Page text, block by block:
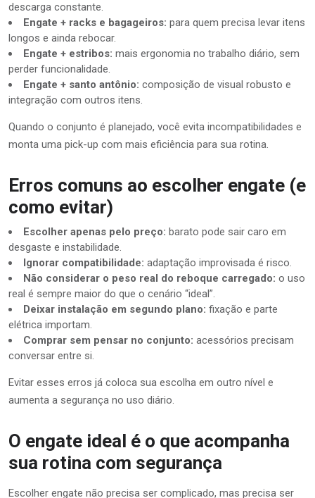
descarga constante.
Engate + racks e bagageiros: para quem precisa levar itens
longos e ainda rebocar.
Engate + estribos: mais ergonomia no trabalho diário, sem
perder funcionalidade.
Engate + santo antônio: composição de visual robusto e
integração com outros itens.
Quando o conjunto é planejado, você evita incompatibilidades e
monta uma pick-up com mais eficiência para sua rotina.
Erros comuns ao escolher engate (e
como evitar)
Escolher apenas pelo preço: barato pode sair caro em
desgaste e instabilidade.
Ignorar compatibilidade: adaptação improvisada é risco.
Não considerar o peso real do reboque carregado: o uso
real é sempre maior do que o cenário “ideal”.
Deixar instalação em segundo plano: fixação e parte
elétrica importam.
Comprar sem pensar no conjunto: acessórios precisam
conversar entre si.
Evitar esses erros já coloca sua escolha em outro nível e
aumenta a segurança no uso diário.
O engate ideal é o que acompanha
sua rotina com segurança
Escolher engate não precisa ser complicado, mas precisa ser